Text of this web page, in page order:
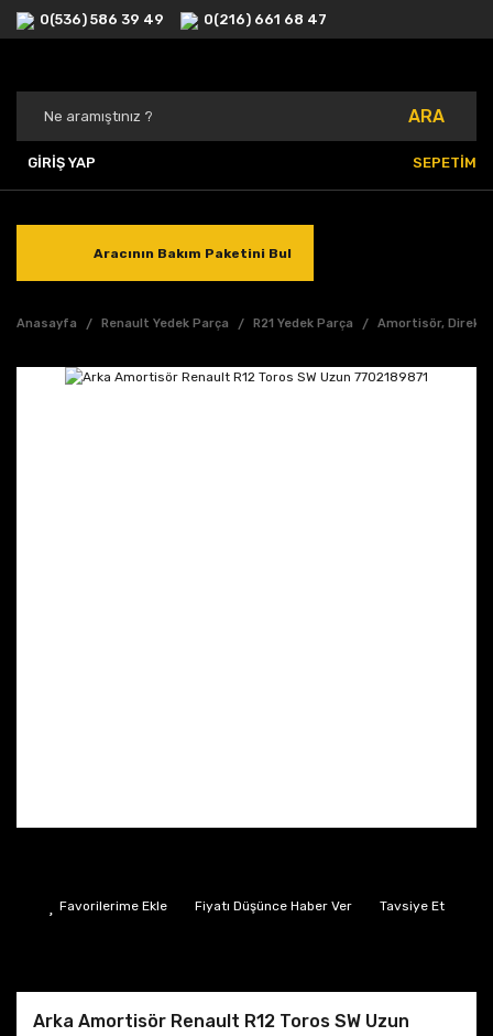
0(536) 586 39 49 0(216) 661 68 47
ARA
GİRİŞ YAP SEPETİM
Aracının Bakım Paketini Bul
Anasayfa Renault Yedek Parça R21 Yedek Parça Amortisör,
Fiyatı Düşünce Haber Ver Tavsiye Et
Arka Amortisör Renault R12 Toros SW Uzun